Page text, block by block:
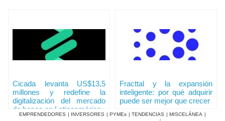
Cicada levanta US$13,5
millones y redefine la
digitalización del mercado
de bonos en Latinoamérica
Fracttal y la expansión
inteligente: por qué adquirir
puede ser mejor que crecer
EMPRENDEDORES | INVERSORES | PYMEs | TENDENCIAS | MISCELÁNEA |